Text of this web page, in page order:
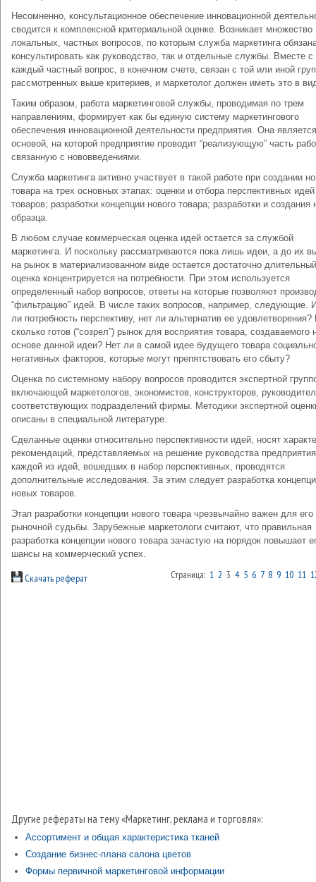
Несомненно, консультационное обеспечение инновационной
сводится к комплексной критериальной оценке. Возникает множество
локальных, частных вопросов, по которым служба маркетинга
консультировать как руководство, так и отдельные службы. Вместе с
каждый частный вопрос, в конечном счете, связан с той или иной
рассмотренных выше критериев, и маркетолог должен иметь это в
Таким образом, работа маркетинговой службы, проводимая по трем
направлениям, формирует как бы единую систему маркетингового
обеспечения инновационной деятельности предприятия. Она является
основой, на которой предприятие проводит “реализующую” часть
связанную с нововведениями.
Служба маркетинга активно участвует в такой работе при создании
товара на трех основных этапах: оценки и отбора перспективных
товаров; разработки концепции нового товара; разработки и создания
образца.
В любом случае коммерческая оценка идей остается за службой
маркетинга. И поскольку рассматриваются пока лишь идеи, а до их
на рынок в материализованном виде остается достаточно
оценка концентрируется на потребности. При этом используется
определенный набор вопросов, ответы на которые позволяют
“фильтрацию” идей. В числе таких вопросов, например, следующие.
ли потребность перспективу, нет ли альтернатив ее удовлетворения?
сколько готов (“созрел”) рынок для восприятия товара, создаваемого
основе данной идеи? Нет ли в самой идее будущего товара
негативных факторов, которые могут препятствовать его сбыту?
Оценка по системному набору вопросов проводится экспертной
включающей маркетологов, экономистов, конструкторов,
соответствующих подразделений фирмы. Методики экспертной
описаны в специальной литературе.
Сделанные оценки относительно перспективности идей, носят
рекомендаций, представляемых на решение руководства
каждой из идей, вошедших в набор перспективных, проводятся
дополнительные исследования. За этим следует разработка
новых товаров.
Этап разработки концепции нового товара чрезвычайно важен для его
рыночной судьбы. Зарубежные маркетологи считают, что правильная
разработка концепции нового товара зачастую на порядок повышает
шансы на коммерческий успех.
Скачать реферат Страница: 1 2 3 4 5 6 7 8 9 10 11
Другие рефераты на тему «Маркетинг, реклама и торговля»:
Ассортимент и общая характеристика тканей
Создание бизнес-плана салона цветов
Формы первичной маркетинговой информации